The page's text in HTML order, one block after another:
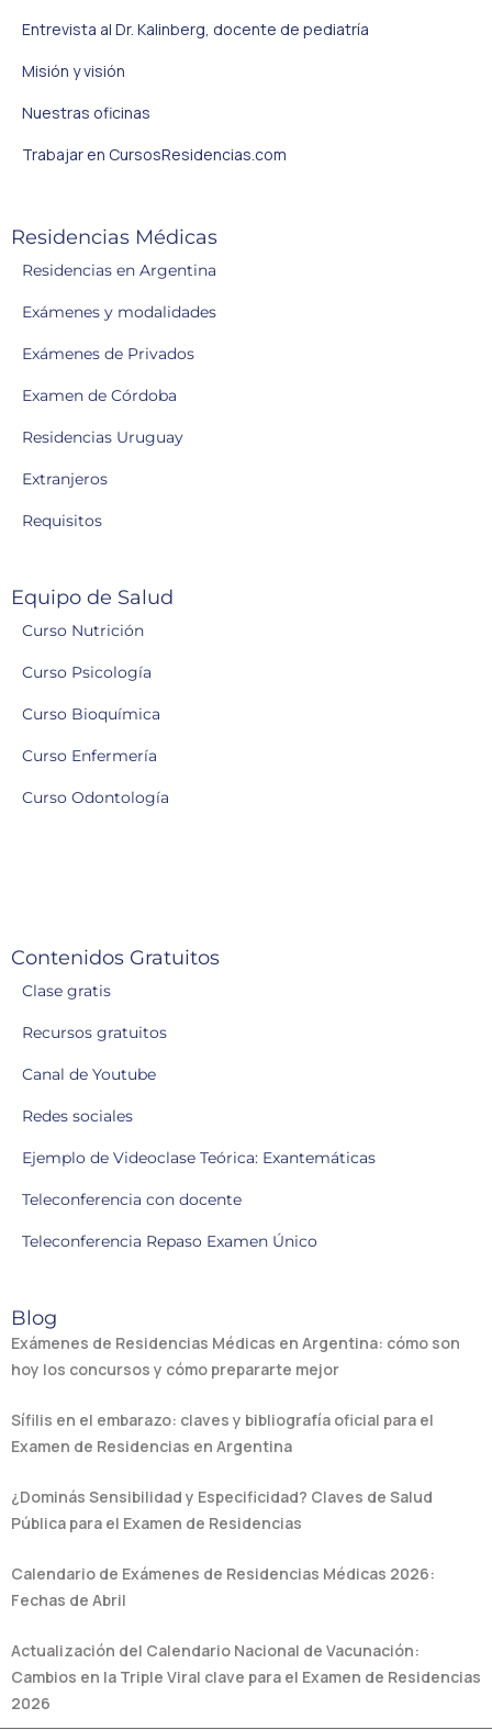
Entrevista al Dr. Kalinberg, docente de pediatría
Misión y visión
Nuestras oficinas
Trabajar en CursosResidencias.com
Residencias Médicas
Residencias en Argentina
Exámenes y modalidades
Exámenes de Privados
Examen de Córdoba
Residencias Uruguay
Extranjeros
Requisitos
Equipo de Salud
Curso Nutrición
Curso Psicología
Curso Bioquímica
Curso Enfermería
Curso Odontología
Contenidos Gratuitos
Clase gratis
Recursos gratuitos
Canal de Youtube
Redes sociales
Ejemplo de Videoclase Teórica: Exantemáticas
Teleconferencia con docente
Teleconferencia Repaso Examen Único
Blog
Exámenes de Residencias Médicas en Argentina: cómo son
hoy los concursos y cómo prepararte mejor
Sífilis en el embarazo: claves y bibliografía oficial para el
Examen de Residencias en Argentina
¿Dominás Sensibilidad y Especificidad? Claves de Salud
Pública para el Examen de Residencias
Calendario de Exámenes de Residencias Médicas 2026:
Fechas de Abril
Actualización del Calendario Nacional de Vacunación:
Cambios en la Triple Viral clave para el Examen de Residencias
2026